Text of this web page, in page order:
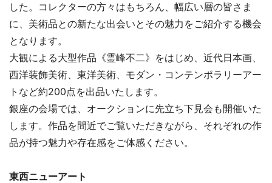
した。コレクターの方々はもちろん、幅広い層の皆さま
に、美術品との新たな出会いとその魅力をご紹介する機会
となります。
大観による大型作品《霊峰不二》をはじめ、近代日本画、
西洋装飾美術、東洋美術、モダン・コンテンポラリーアー
トなど約200点を出品いたします。
銀座の会場では、オークションに先立ち下見会も開催いた
します。作品を間近でご覧いただきながら、それぞれの作
品が持つ魅力や存在感をご体感ください。
東西ニューアート